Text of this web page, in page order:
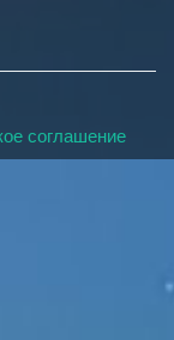
соглашение